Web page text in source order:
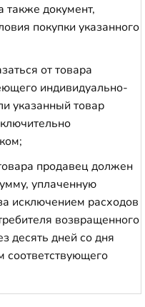
также документ,
покупки указанного
от товара
индивидуально-
указанный товар
продавец должен
уплаченную
исключением расходов
возвращенного
десять дней со дня
соответствующего